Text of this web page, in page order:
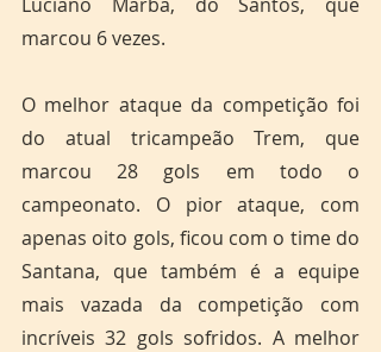
marcou 6 vezes.
O melhor ataque da competição foi
do atual tricampeão Trem, que
marcou 28 gols em todo o
campeonato. O pior ataque, com
apenas oito gols, ficou com o time do
Santana, que também é a equipe
mais vazada da competição com
incríveis 32 gols sofridos. A melhor